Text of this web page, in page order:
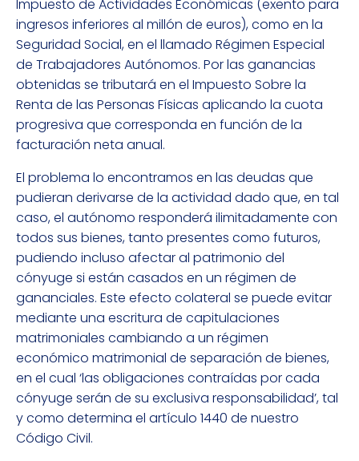
Impuesto de Actividades Económicas (exento para
ingresos inferiores al millón de euros), como en la
Seguridad Social, en el llamado Régimen Especial
de Trabajadores Autónomos. Por las ganancias
obtenidas se tributará en el Impuesto Sobre la
Renta de las Personas Físicas aplicando la cuota
progresiva que corresponda en función de la
facturación neta anual.
El problema lo encontramos en las deudas que
pudieran derivarse de la actividad dado que, en tal
caso, el autónomo responderá ilimitadamente con
todos sus bienes, tanto presentes como futuros,
pudiendo incluso afectar al patrimonio del
cónyuge si están casados en un régimen de
gananciales. Este efecto colateral se puede evitar
mediante una escritura de capitulaciones
matrimoniales cambiando a un régimen
económico matrimonial de separación de bienes,
en el cual ‘las obligaciones contraídas por cada
cónyuge serán de su exclusiva responsabilidad’, tal
y como determina el artículo 1440 de nuestro
Código Civil.